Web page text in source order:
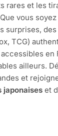
rares et les
vous
surprises, des
TCG)
en
ailleurs.
et
japonaises et